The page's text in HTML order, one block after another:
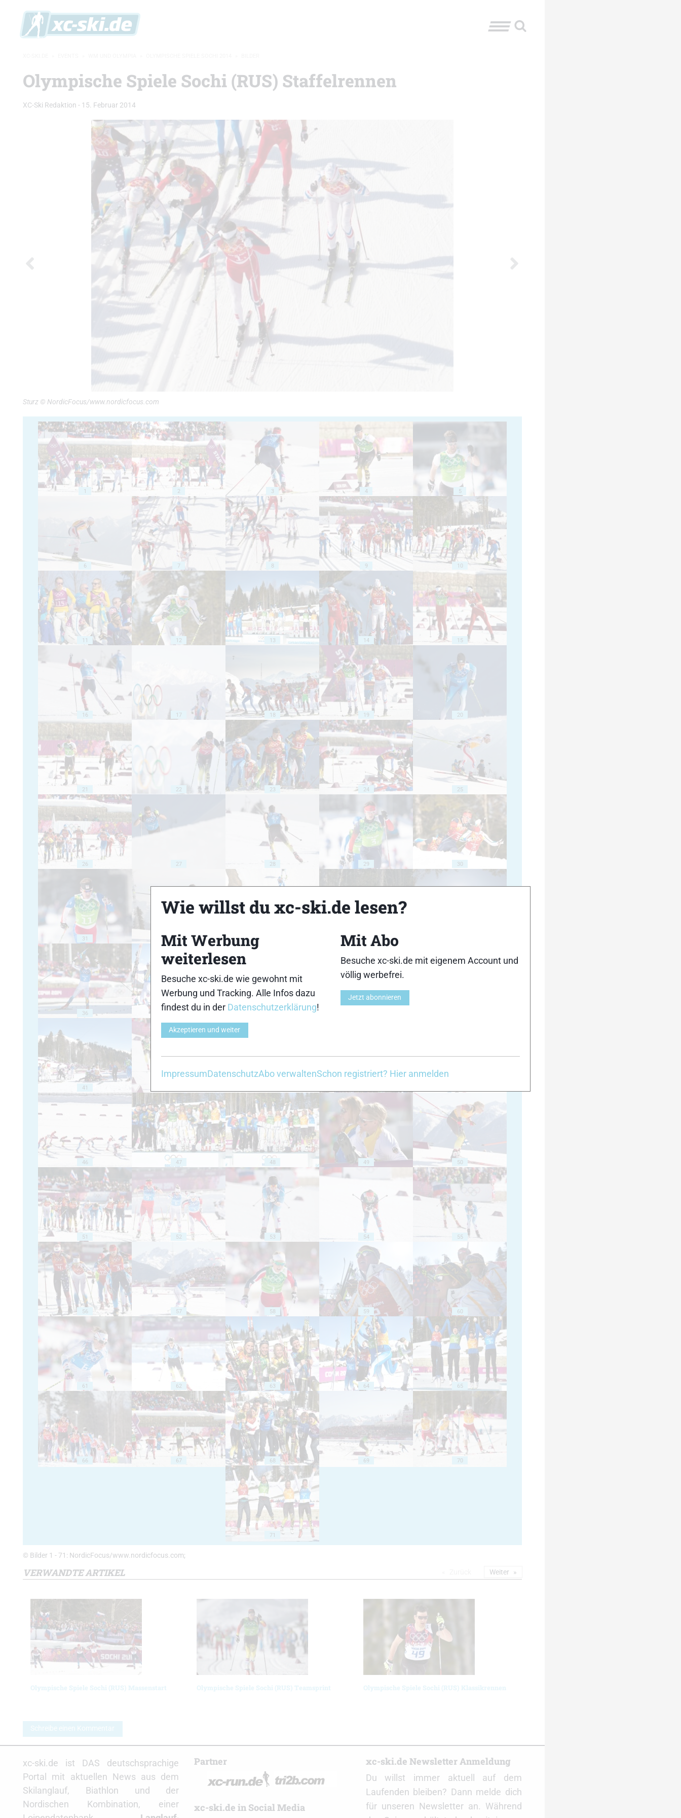
Olympische Spiele Sochi (RUS) Staffelrennen
XC-Ski Redaktion - 15. Februar 2014
Sturz © NordicFocus/www.nordicfocus.com
1 2 3 4 5
6 7 8 9 10
11 12 13 14 15
16 17 18 19 20
21 22 23 24 25
26 27 28 29 30
31 32 34
36
41
46 47 48 49 50
51 52 53 54 55
56 57 58 59 60
61 62 63 64 65
66 67 68 69 70
71
© Bilder 1 - 71: NordicFocus/www.nordicfocus.com;
VERWANDTE ARTIKEL
Olympische Spiele Sochi (RUS) Massenstart Olympische Spiele Sochi (RUS) Teamsprint Olympische Spiele Sochi (RUS) Klassikrennen
Weiter
Schreibe einen Kommentar
xc-ski.de ist DAS deutschsprachige
Portal mit aktuellen News aus dem
Skilanglauf, Biathlon und der
Nordischen Kombination, einer
Partner
xc-ski.de in Social Media
xc-ski.de Newsletter Anmeldung
Du willst immer aktuell auf dem
Laufenden bleiben? Dann melde dich
für unseren Newsletter an. Während
Wie willst du xc-ski.de lesen?
Mit Werbung
weiterlesen
Besuche xc-ski.de wie gewohnt mit
Werbung und Tracking. Alle Infos dazu
findest du in der Datenschutzerklärung!
Akzeptieren und weiter
Mit Abo
Besuche xc-ski.de mit eigenem Account und
völlig werbefrei.
Jetzt abonnieren
ImpressumDatenschutzAbo verwaltenSchon registriert? Hier anmelden